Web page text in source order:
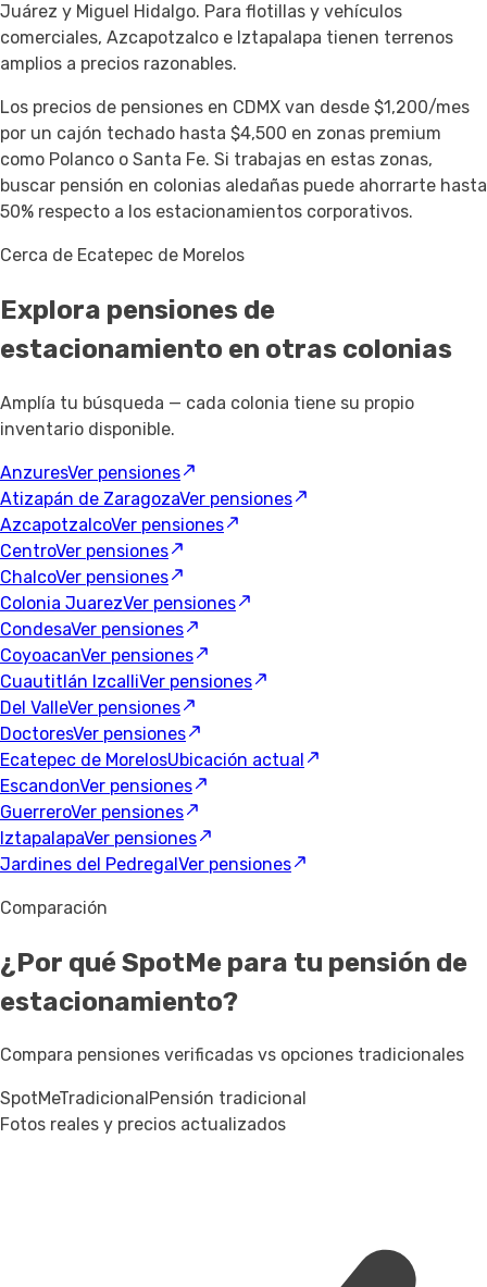
Juárez y Miguel Hidalgo. Para flotillas y vehículos
comerciales, Azcapotzalco e Iztapalapa tienen terrenos
amplios a precios razonables.
Los precios de pensiones en CDMX van desde $1,200/mes
por un cajón techado hasta $4,500 en zonas premium
como Polanco o Santa Fe. Si trabajas en estas zonas,
buscar pensión en colonias aledañas puede ahorrarte hasta
50% respecto a los estacionamientos corporativos.
Cerca de Ecatepec de Morelos
Explora pensiones de
estacionamiento en otras colonias
Amplía tu búsqueda — cada colonia tiene su propio
inventario disponible.
AnzuresVer pensiones
Atizapán de ZaragozaVer pensiones
AzcapotzalcoVer pensiones
CentroVer pensiones
ChalcoVer pensiones
Colonia JuarezVer pensiones
CondesaVer pensiones
CoyoacanVer pensiones
Cuautitlán IzcalliVer pensiones
Del ValleVer pensiones
DoctoresVer pensiones
Ecatepec de MorelosUbicación actual
EscandonVer pensiones
GuerreroVer pensiones
IztapalapaVer pensiones
Jardines del PedregalVer pensiones
Comparación
¿Por qué SpotMe para tu pensión de
estacionamiento?
Compara pensiones verificadas vs opciones tradicionales
SpotMeTradicional Pensión tradicional
Fotos reales y precios actualizados